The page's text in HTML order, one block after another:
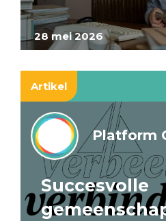
28 mei 2026
Artikel
Platform
Succesvolle